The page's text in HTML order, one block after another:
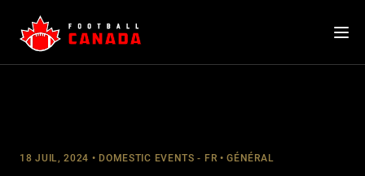
content
18 JUIL, 2024 DOMESTIC EVENTS - FR GÉNÉRAL